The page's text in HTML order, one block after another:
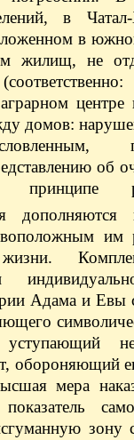
в
в
жилищ, не
центре
домов:
об
принципе
им
Адама и Евы
обороняющий
мера
зону